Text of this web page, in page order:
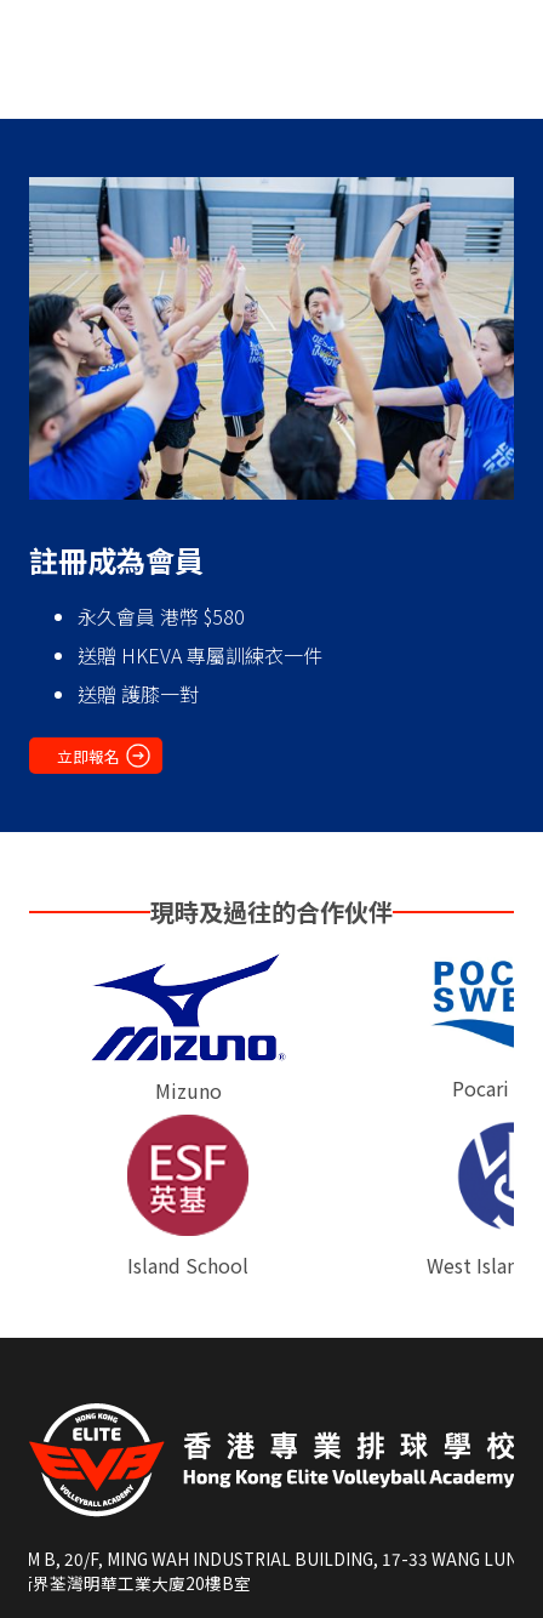
‍註冊成為會員
永久會員 港幣 $580
送贈 HKEVA 專屬訓練衣一件
送贈 護膝一對
立即報名
現時及過往的合作伙伴
Mizuno Pocari
⁠Island School West Island
RM B, 20/F, MING WAH INDUSTRIAL BUILDING, 17-33 WANG LUNG
新界荃灣明華工業大廈20樓B室